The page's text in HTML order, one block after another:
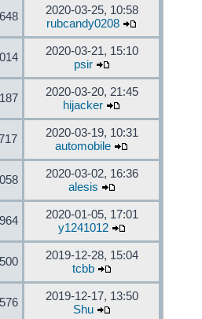
2020-03-25, 10:58
rubcandy0208
2020-03-21, 15:10
psir
2020-03-20, 21:45
hijacker
2020-03-19, 10:31
automobile
2020-03-02, 16:36
alesis
2020-01-05, 17:01
y1241012
2019-12-28, 15:04
tcbb
2019-12-17, 13:50
Shu